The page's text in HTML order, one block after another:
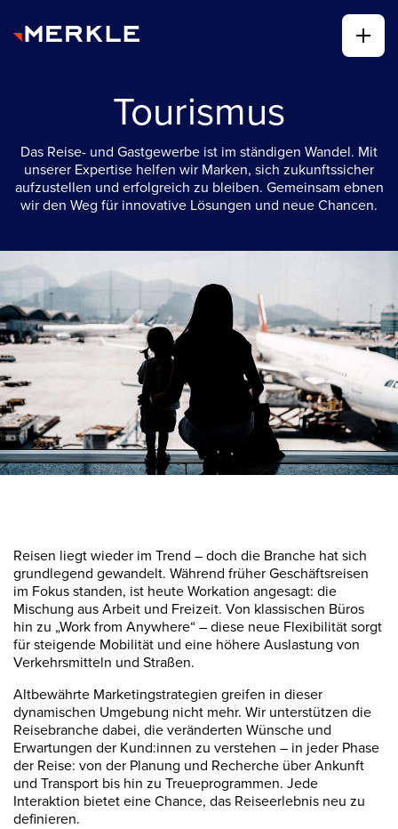
Tourismus
Das Reise- und Gastgewerbe ist im ständigen Wandel. Mit
unserer Expertise helfen wir Marken, sich zukunftssicher
aufzustellen und erfolgreich zu bleiben. Gemeinsam ebnen
wir den Weg für innovative Lösungen und neue Chancen.
Reisen liegt wieder im Trend – doch die Branche hat sich
grundlegend gewandelt. Während früher Geschäftsreisen
im Fokus standen, ist heute Workation angesagt: die
Mischung aus Arbeit und Freizeit. Von klassischen Büros
hin zu „Work from Anywhere“ – diese neue Flexibilität sorgt
für steigende Mobilität und eine höhere Auslastung von
Verkehrsmitteln und Straßen.
Altbewährte Marketingstrategien greifen in dieser
dynamischen Umgebung nicht mehr. Wir unterstützen die
Reisebranche dabei, die veränderten Wünsche und
Erwartungen der Kund:innen zu verstehen – in jeder Phase
der Reise: von der Planung und Recherche über Ankunft
und Transport bis hin zu Treueprogrammen. Jede
Interaktion bietet eine Chance, das Reiseerlebnis neu zu
definieren.